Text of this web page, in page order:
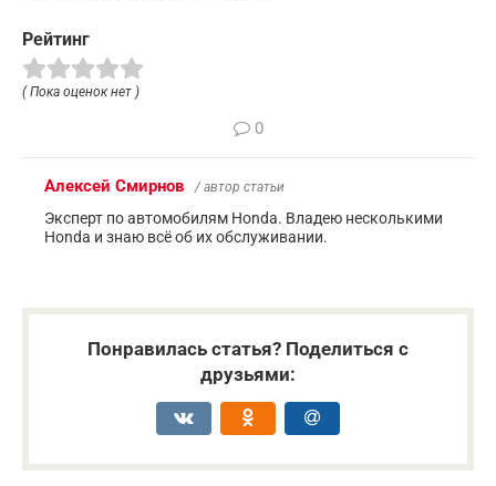
Рейтинг
( Пока оценок нет )
0
Алексей Смирнов / автор статьи
Эксперт по автомобилям Honda. Владею несколькими
Honda и знаю всё об их обслуживании.
Понравилась статья? Поделиться с
друзьями: